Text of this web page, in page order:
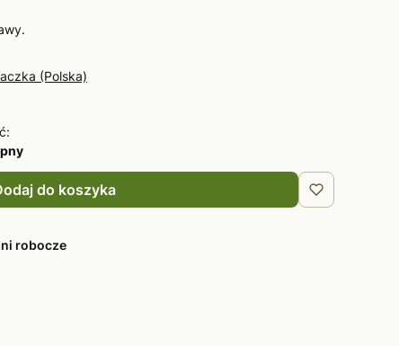
(Polska)
do koszyka
robocze